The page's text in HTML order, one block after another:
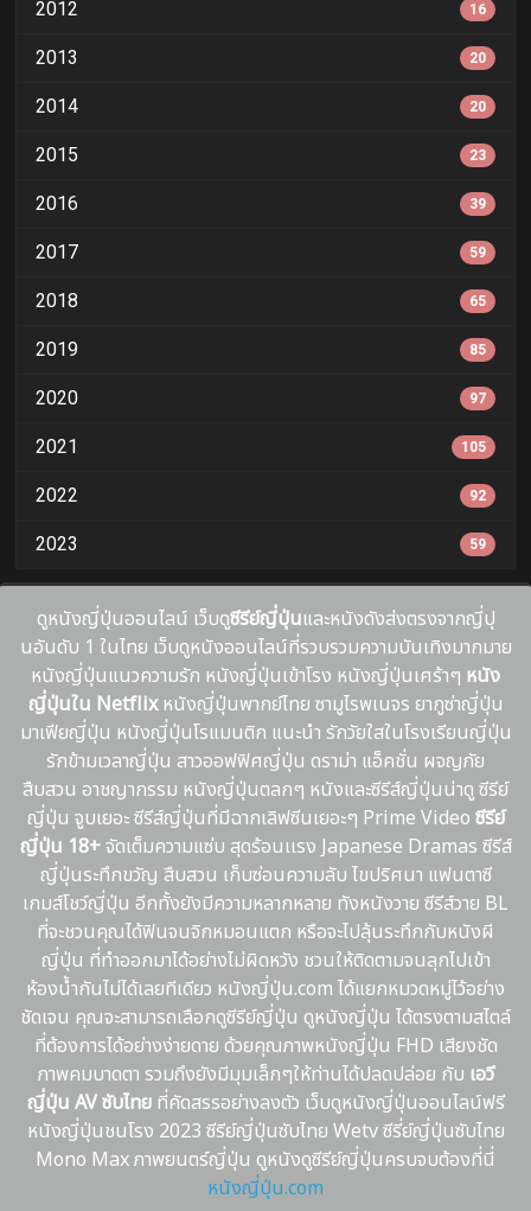
2012 16
2013 20
2014 20
2015 23
2016 39
2017 59
2018 65
2019 85
2020 97
2021 105
2022 92
2023 59
ดูหนังญี่ปุ่นออนไลน์ เว็บดูซีรีย์ญี่ปุ่นและหนังดังส่งตรงจากญี่ปุ
นอันดับ 1 ในไทย เว็บดูหนังออนไลน์ที่รวบรวมความบันเทิงมากมาย
หนังญี่ปุ่นแนวความรัก หนังญี่ปุ่นเข้าโรง หนังญี่ปุ่นเศร้าๆ หนัง
ญี่ปุ่นใน Netflixหนังญี่ปุ่นพากย์ไทย ซามูไรพเนจร ยากูซ่าญี่ปุ่น
มาเฟียญี่ปุ่น หนังญี่ปุ่นโรแมนติก แนะนํา รักวัยใสในโรงเรียนญี่ปุ่น
รักข้ามเวลาญี่ปุ่น สาวออฟฟิศญี่ปุ่น ดราม่า แอ็คชั่น ผจญภัย
สืบสวน อาชญากรรม หนังญี่ปุ่นตลกๆ หนังและซีรีส์ญี่ปุ่นน่าดู ซีรีย์
ญี่ปุ่น จูบเยอะ ซีรีส์ญี่ปุ่นที่มีฉากเลิฟซีนเยอะๆ Prime Video ซีรีย์
ญี่ปุ่น 18+จัดเต็มความแซ่บ สุดร้อนเเรง Japanese Dramas ซีรีส์
ญี่ปุ่นระทึกขวัญ สืบสวน เก็บซ่อนความลับ ไขปริศนา แฟนตาซี
เกมส์โชว์ญี่ปุ่น อีกทั้งยังมีความหลากหลาย ทังหนังวาย ซีรีส์วาย BL
ที่จะชวนคุณได้ฟินจนจิกหมอนแตก หรือจะไปลุ้นระทึกกับหนังผี
ญี่ปุ่น ที่ทำออกมาได้อย่างไม่ผิดหวัง ชวนให้ติดตามจนลุกไปเข้า
ห้องน้ำกันไม่ได้เลยทีเดียว หนังญี่ปุ่น.com ได้แยกหมวดหมู่ไว้อย่าง
ชัดเจน คุณจะสามารถเลือกดูซีรีย์ญี่ปุ่น ดูหนังญี่ปุ่น ได้ตรงตามสไตล์
ที่ต้องการได้อย่างง่ายดาย ด้วยคุณภาพหนังญี่ปุ่น FHD เสียงชัด
ภาพคมบาดตา รวมถึงยังมีมุมเล็กๆให้ท่านได้ปลดปล่อย กับ เอวี
ญี่ปุ่น AV ซับไทยที่คัดสรรอย่างลงตัว เว็บดูหนังญี่ปุ่นออนไลน์ฟรี
หนังญี่ปุ่นชนโรง 2023 ซีรีย์ญี่ปุ่นซับไทย Wetv ซีรี่ย์ญี่ปุ่นซับไทย
Mono Max ภาพยนตร์ญี่ปุ่น ดูหนังดูซีรีย์ญี่ปุ่นครบจบต้องที่นี่
หนังญี่ปุ่น.com